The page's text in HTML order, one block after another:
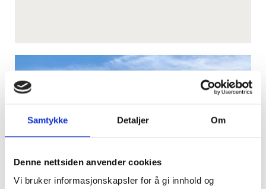
Samtykke Detaljer Om
Denne nettsiden anvender cookies
Vi bruker informasjonskapsler for å gi innhold og